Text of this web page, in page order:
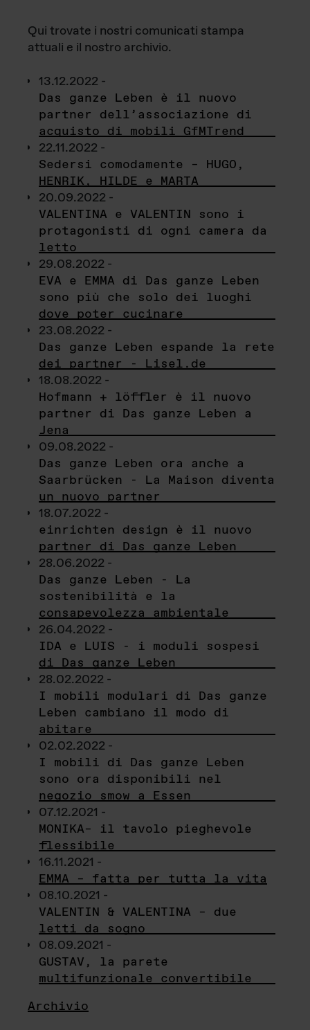
Qui trovate i nostri comunicati stampa
attuali e il nostro archivio.
13.12.2022 -
Das ganze Leben è il nuovo
partner dell’associazione di
acquisto di mobili GfMTrend
22.11.2022 -
Sedersi comodamente – HUGO,
HENRIK, HILDE e MARTA
20.09.2022 -
VALENTINA e VALENTIN sono i
protagonisti di ogni camera da
letto
29.08.2022 -
EVA e EMMA di Das ganze Leben
sono più che solo dei luoghi
dove poter cucinare
23.08.2022 -
Das ganze Leben espande la rete
dei partner - Lisel.de
18.08.2022 -
Hofmann + löffler è il nuovo
partner di Das ganze Leben a
Jena
09.08.2022 -
Das ganze Leben ora anche a
Saarbrücken - La Maison diventa
un nuovo partner
18.07.2022 -
einrichten design è il nuovo
partner di Das ganze Leben
28.06.2022 -
Das ganze Leben - La
sostenibilità e la
consapevolezza ambientale
26.04.2022 -
IDA e LUIS - i moduli sospesi
di Das ganze Leben
28.02.2022 -
I mobili modulari di Das ganze
Leben cambiano il modo di
abitare
02.02.2022 -
I mobili di Das ganze Leben
sono ora disponibili nel
negozio smow a Essen
07.12.2021 -
MONIKA– il tavolo pieghevole
flessibile
16.11.2021 -
EMMA – fatta per tutta la vita
08.10.2021 -
VALENTIN & VALENTINA – due
letti da sogno
08.09.2021 -
GUSTAV, la parete
multifunzionale convertibile
Archivio